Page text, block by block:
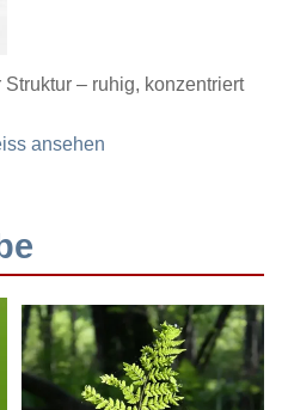
– ruhig, konzentriert
ansehen